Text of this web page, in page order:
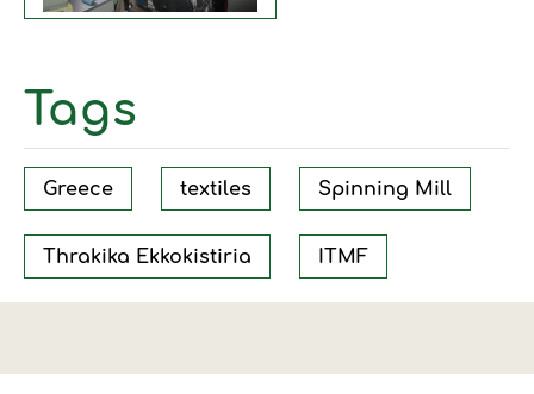
Tags
Greece textiles Spinning Mill
Thrakika Ekkokistiria ITMF